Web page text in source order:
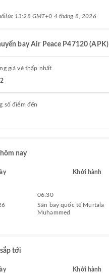
lúc 13:28 GMT+0 4 tháng 8, 2026
bay Air Peace P47120 (APK)
giá vé thấp nhất
số điểm đến
nay
Khởi hành
06:30
Sân bay quốc tế Murtala
Muhammed
tới
Khởi hành